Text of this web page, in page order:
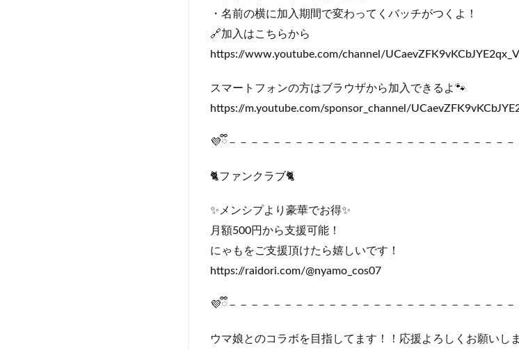
・名前の横に加入期間で変わってくバッチがつくよ！
🔗加入はこちらから
https://www.youtube.com/channel/
スマートフォンの方はブラウザから加入できるよ🐾
https://m.youtube.com/sponsor_channel/
💜ྀི－－－－－－－－－－－－－－－－－－－－－－－－－－
🐈ファンクラブ🐈
✨メンシプより豪華でお得✨
月額500円から支援可能！
にゃもをご支援頂けたら嬉しいです！
https://raidori.com/@nyamo_cos07
💜ྀི－－－－－－－－－－－－－－－－－－－－－－－－－－
ウマ娘とのコラボを目指してます！！応援よろしくお願いし